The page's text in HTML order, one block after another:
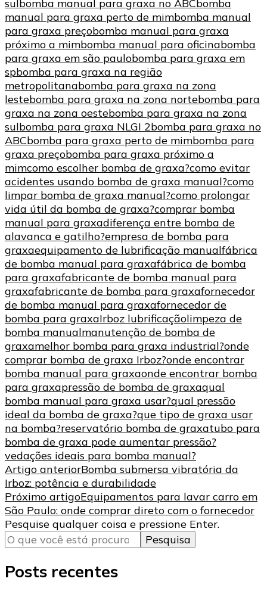
sul bomba manual para graxa no ABCbomba
manual para graxa perto de mimbomba manual
para graxa preçobomba manual para graxa
próximo a mimbomba manual para oficinabomba
para graxa em são paulobomba para graxa em
spbomba para graxa na região
metropolitanabomba para graxa na zona
lestebomba para graxa na zona nortebomba para
graxa na zona oestebomba para graxa na zona
sulbomba para graxa NLGI 2bomba para graxa no
ABCbomba para graxa perto de mimbomba para
graxa preçobomba para graxa próximo a
mimcomo escolher bomba de graxa?como evitar
acidentes usando bomba de graxa manual?como
limpar bomba de graxa manual?como prolongar
vida útil da bomba de graxa?comprar bomba
manual para graxadiferença entre bomba de
alavanca e gatilho?empresa de bomba para
graxaequipamento de lubrificação manualfábrica
de bomba manual para graxafábrica de bomba
para graxafabricante de bomba manual para
graxafabricante de bomba para graxafornecedor
de bomba manual para graxafornecedor de
bomba para graxaIrboz lubrificaçãolimpeza de
bomba manualmanutenção de bomba de
graxamelhor bomba para graxa industrial?onde
comprar bomba de graxa Irboz?onde encontrar
bomba manual para graxaonde encontrar bomba
para graxapressão de bomba de graxaqual
bomba manual para graxa usar?qual pressão
ideal da bomba de graxa?que tipo de graxa usar
na bomba?reservatório bomba de graxatubo para
bomba de graxa pode aumentar pressão?
vedações ideais para bomba manual?
Navegação
de
post
Artigo anteriorBomba submersa vibratória da
Irboz: potência e durabilidade
Próximo artigoEquipamentos para lavar carro em
São Paulo: onde comprar direto com o fornecedor
Procurando
algo?
Pesquise qualquer coisa e pressione Enter.
Posts recentes